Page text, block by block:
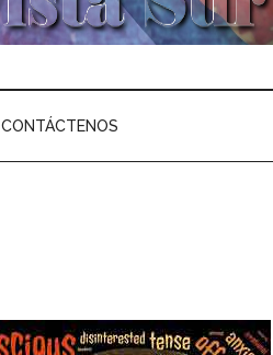
CONTÁCTENOS